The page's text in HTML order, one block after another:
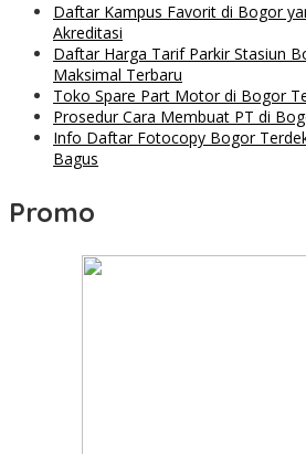
Daftar Kampus Favorit di Bogor
Akreditasi
Daftar Harga Tarif Parkir Stasiun
Maksimal Terbaru
Toko Spare Part Motor di Bogor
Prosedur Cara Membuat PT di
Info Daftar Fotocopy Bogor
Bagus
Promo